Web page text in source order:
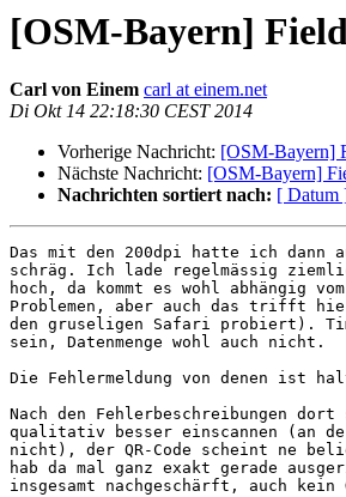
[OSM-Bayern]
Carl von Einem carl at einem.net
Di Okt 14 22:18:30 CEST 2014
Vorherige Nachricht: [OSM-Bayern]
Nächste Nachricht: [OSM-Bayern]
Nachrichten sortiert nach: [ Datum
Das mit den 200dpi hatte ich dann
schräg. Ich lade regelmässig
hoch, da kommt es wohl abhängig
Problemen, aber auch das trifft
den gruseligen Safari probiert).
sein, Datenmenge wohl auch nicht.
Die Fehlermeldung von denen ist
Nach den Fehlerbeschreibungen
qualitativ besser einscannen (an
nicht), der QR-Code scheint ne
hab da mal ganz exakt gerade
insgesamt nachgeschärft, auch kein